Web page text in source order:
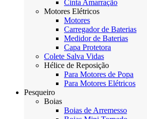
Cinta Amarração
Motores Elétricos
Motores
Carregador de Baterias
Medidor de Baterias
Capa Protetora
Colete Salva Vidas
Hélice de Reposição
Para Motores de Popa
Para Motores Elétricos
Pesqueiro
Boias
Boias de Arremesso